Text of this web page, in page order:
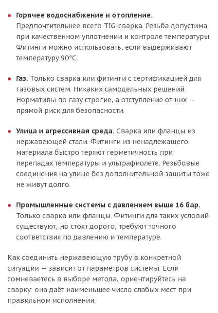
Горячее водоснабжение и отопление.
Предпочтительнее всего TIG-сварка. Резьба допустима
при качественном уплотнении и контроле температуры.
Фитинги можно использовать, если выдерживают
температуру 90°C.
Газ. Только сварка или фитинги с сертификацией для
газовых систем. Никаких самодельных решений.
Нормативы по газу строгие, а отступление от них —
прямой риск для безопасности.
Улица и агрессивная среда. Сварка или фланцы из
нержавеющей стали. Фитинги из ненадлежащего
материала быстро теряют герметичность при
перепадах температуры и ультрафиолете. Резьбовые
соединения на улице без дополнительной защиты тоже
не живут долго.
Промышленные системы с давлением выше 16 бар.
Только сварка или фланцы. Фитинги для таких условий
существуют, но стоят дорого, требуют точного
соответствия по давлению и температуре.
Как соединить нержавеющую трубу в конкретной
ситуации — зависит от параметров системы. Если
сомневаетесь в выборе метода, ориентируйтесь на
сварку: она даёт наименьшее число слабых мест при
правильном исполнении.